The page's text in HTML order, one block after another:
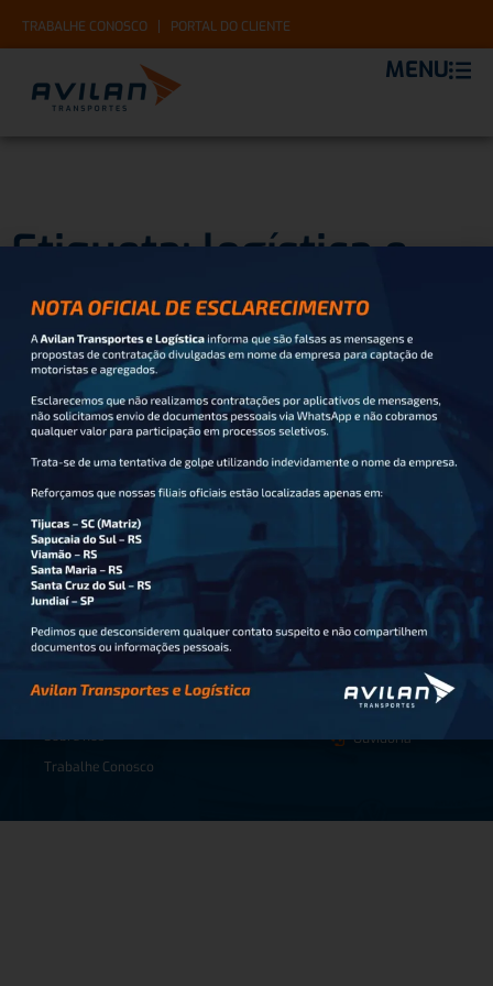
TRABALHE CONOSCO PORTAL DO CLIENTE
MENU
Etiqueta: logística e
cadeia de suprimentos
Sobre a Avilan
Sobre nós
Trabalhe Conosco
Área do
Cliente
Fale com a
Contato
Ouvidoria